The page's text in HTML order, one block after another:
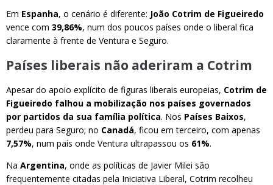
Em Espanha, o cenário é diferente: João Cotrim de Figueiredo
vence com 39,86%, num dos poucos países onde o liberal fica
claramente à frente de Ventura e Seguro.
Países liberais não aderiram a Cotrim
Apesar do apoio explícito de figuras liberais europeias, Cotrim de
Figueiredo falhou a mobilização nos países governados
por partidos da sua família política. Nos Países Baixos,
perdeu para Seguro; no Canadá, ficou em terceiro, com apenas
7,57%, num país onde Ventura ultrapassou os 61%.
Na Argentina, onde as políticas de Javier Milei são
frequentemente citadas pela Iniciativa Liberal, Cotrim recolheu